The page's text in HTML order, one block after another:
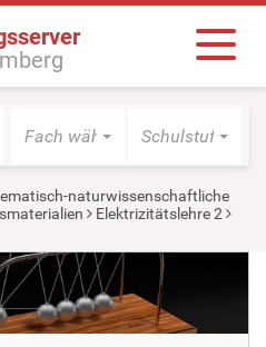
Fach wählen Schulstufe
naturwissenschaftliche
Elektrizitätslehre 2